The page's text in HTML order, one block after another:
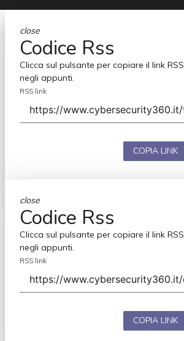
close
Codice Rss
Clicca sul pulsante per copiare il link RSS
negli appunti.
RSS link
COPIA LINK
close
Codice Rss
Clicca sul pulsante per copiare il link RSS
negli appunti.
RSS link
COPIA LINK